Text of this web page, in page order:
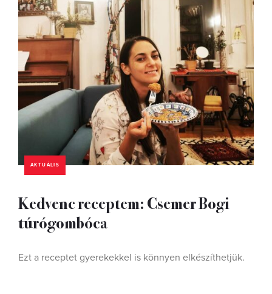
AKTUÁLIS
Kedvenc receptem: Csemer Bogi
túrógombóca
Ezt a receptet gyerekekkel is könnyen elkészíthetjük.